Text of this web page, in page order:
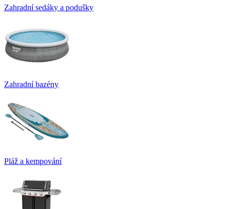
Zahradní sedáky a podušky
Zahradní bazény
Pláž a kempování